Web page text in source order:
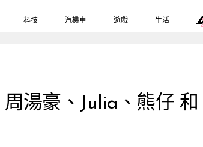
科技 汽機車 遊戲 生活
湯豪、Julia、熊仔